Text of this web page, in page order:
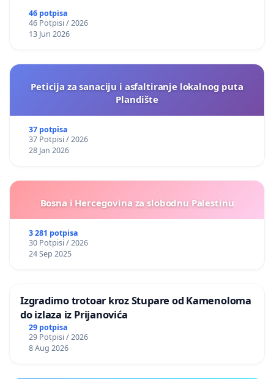
46 potpisa
46 Potpisi / 2026
13 Jun 2026
Peticija za sanaciju i asfaltiranje lokalnog puta
Plandište
37 potpisa
37 Potpisi / 2026
28 Jan 2026
Bosna i Hercegovina za slobodnu Palestinu
3 281 potpisa
30 Potpisi / 2026
24 Sep 2025
Izgradimo trotoar kroz Stupare od Kamenoloma
do izlaza iz Prijanovića
29 potpisa
29 Potpisi / 2026
8 Aug 2026